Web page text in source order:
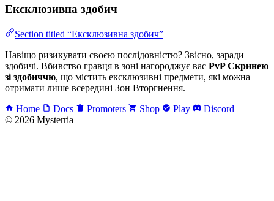
Ексклюзивна здобич
Section titled “Ексклюзивна здобич”
Навіщо ризикувати своєю послідовністю? Звісно, заради
здобичі. Вбивство гравця в зоні нагороджує вас PvP Скринею
зі здобиччю, що містить ексклюзивні предмети, які можна
отримати лише всередині Зон Вторгнення.
Home
Docs Promoters Shop Play
Discord
© 2026 Mysterria